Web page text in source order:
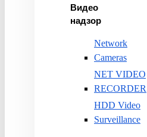
Видео
надзор
Network
Cameras
NET VIDEO
RECORDER
HDD Video
Surveillance